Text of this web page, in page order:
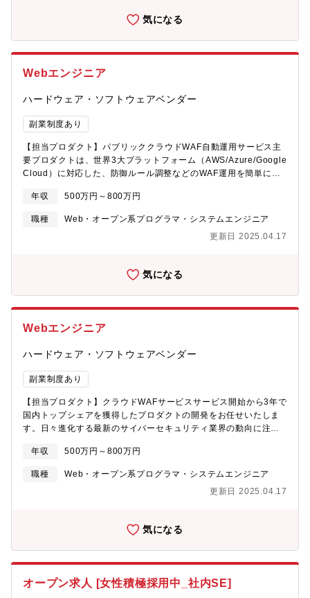
（AI）・ビッグデータ解析(AI)★魅力■働きやすい環境:月平均残業
100%支給■生涯エンジニアを徹底サポート:キャリアデザインアド
用技術、資格取得支援など200以上の講座を用意。他にもeラーニ
料補助制度などを設け社員の技術向上を支援。
気になる
Webエンジニア
ハードウェア・ソフトウェアベンダー
副業制度あり
【担当プロダクト】パブリッククラウドWAF自動運用サービス主
要プロダクトは、世界3大プラットフォーム（AWS/Azure/Google
Cloud）に対応した、防御ルール調整などのWAF運用を簡単にす
セキュリティプロダクトを目指し、2022年11月にはAWS
Marketplaceで全世界に向けて販売を開始。また、アマゾン ウェ
ブ サービスのAWS ファンデーショナルテクニカルレビュー
（FTR）の認証を取得し、2023年3月に「AWS認定ソフトウェ
ロセス改善のための取り組み・プロダクトをより良くするために
プロダクトアウト、不具合、運用課題などを起点として、優先順
チーム状況、開発物の大きさなどによって、ウォーターフォー
えば、スクラム開発を進めつつ原則テレワーク、Slackでやりとり
しつつ、スプリントの開始と終了などのイベント時には出社する
といったように柔軟に開発を進めています。【働き方について】
テレワークとオフィスワークのハイブリッドスタイルを取り入
れ、コアタイムなしのスーパーフレックスタイム制を導入（マ
マ・パパ社員も多数在籍中）【開発メンバーについて】一緒に開
ンバーです。サイバーセキュリティという社会のインフラとなる
があります。革新的なプロダクトを生み出すため、同社のメンバ
ーは、多様な国籍・出身業界・専門性をもつメンバーで構成され
イント】・グローバルに展開するソフトウェアプロダクトを扱う
な素養であり、かつ急速な市場拡大が予測されているサイバーセ
年収 500万円～800万円
職種
Web・オープン系プログラマ・システムエンジニア
更新日 2025.04.17
気になる
Webエンジニア
ハードウェア・ソフトウェアベンダー
副業制度あり
【担当プロダクト】クラウドWAFサービスサービス開始から3年で
国内トップシェアを獲得したプロダクトの開発をお任せいたしま
す。日々進化する最新のサイバーセキュリティ業界の動向に注目
いプロダクトづくりを実現していただきたいと考えています。
【業務内容】・機能開発のための調査やディスカッション・React
を利用したフロントエンドの設計、開発・Ruby on Rails を利用
したバックエンドの設計、開発、保守・開発プロセス改善のため
ト、不具合、運用課題などを起点として、優先順位をつけて開発
物の大きさなどによって、ウォーターフォール、アジャイル、ス
を進めつつ原則テレワーク、Slackでやりとりしつつ、スプリント
年収 500万円～800万円
職種
Web・オープン系プログラマ・システムエンジニア
更新日 2025.04.17
気になる
オープン求人 [女性積極採用中_社内SE]